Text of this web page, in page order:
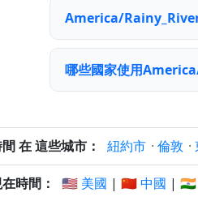
America/
哪些國家使用
在 這些城市： 紐約市 · 倫敦 ·
時間： 🇺🇸 美國 | 🇨🇳 中國 |